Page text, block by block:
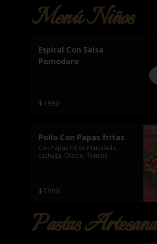
Menú Niños
Espiral Con Salsa
Pomodoro
$7.990
Pollo Con Papas fritas
Con Papas Fritas Y Ensalada,
Lechuga, Choclo, Tomate
$7.990
Pastas